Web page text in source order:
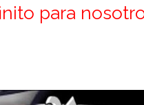
para